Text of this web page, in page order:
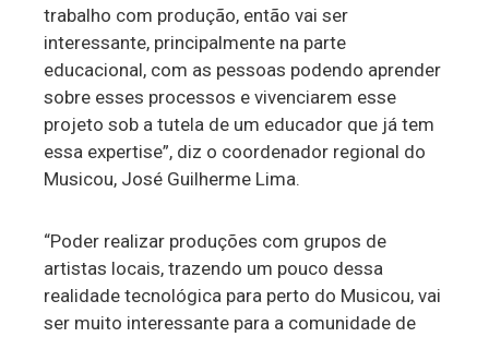
trabalho com produção, então vai ser
interessante, principalmente na parte
educacional, com as pessoas podendo aprender
sobre esses processos e vivenciarem esse
projeto sob a tutela de um educador que já tem
essa expertise”, diz o coordenador regional do
Musicou, José Guilherme Lima.
“Poder realizar produções com grupos de
artistas locais, trazendo um pouco dessa
realidade tecnológica para perto do Musicou, vai
ser muito interessante para a comunidade de